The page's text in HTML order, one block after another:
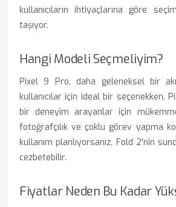
kullanıcıların ihtiyaçlarına göre
taşıyor.
Hangi Modeli Seçmeliyim?
Pixel 9 Pro, daha geleneksel bir
kullanıcılar için ideal bir seçenekken,
bir deneyim arayanlar için
fotoğrafçılık ve çoklu görev yapma
kullanım planlıyorsanız, Fold 2'nin
cezbetebilir.
Fiyatlar Neden Bu Kadar